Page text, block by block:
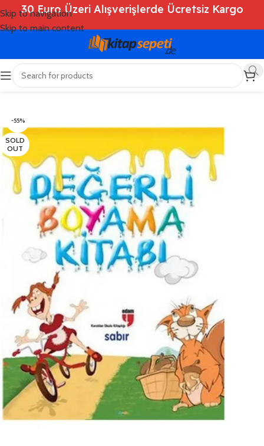
Skip to navigation
Skip to main content
30 Euro Üzeri Alışverişlerde Ücretsiz Kargo
Ana Sayfa Shop
-55%
SOLD
OUT